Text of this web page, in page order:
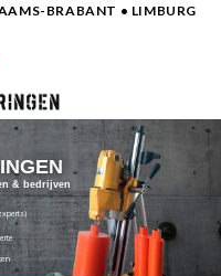
BRABANT • LIMBURG
& bedrijven